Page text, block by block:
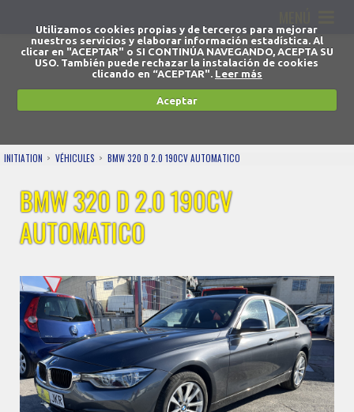
Utilizamos cookies propias y de terceros para mejorar
nuestros servicios y elaborar información estadística. Al
clicar en "ACEPTAR" o SI CONTINÚA NAVEGANDO, ACEPTA SU
USO. También puede rechazar la instalación de cookies
clicando en “ACEPTAR". Leer más
Aceptar
INITIATION VÉHICULES BMW 320 D 2.0 190CV AUTOMATICO
BMW 320 D 2.0 190CV
AUTOMATICO